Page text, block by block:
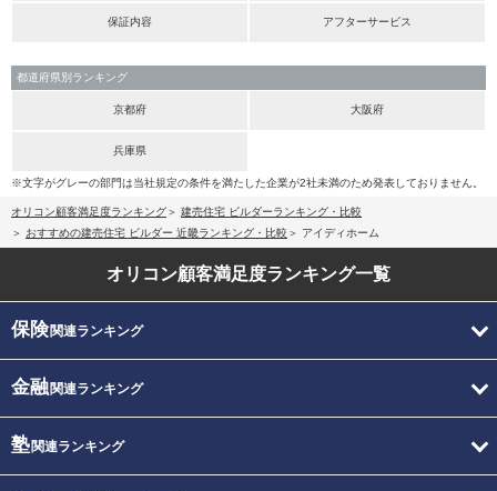
保証内容 アフターサービス
都道府県別ランキング
京都府 大阪府
兵庫県
※文字がグレーの部門は当社規定の条件を満たした企業が2社未満のため発表しておりません。
オリコン顧客満足度ランキング
建売住宅 ビルダーランキング・比較
おすすめの建売住宅 ビルダー 近畿ランキング・比較
アイディホーム
オリコン顧客満足度ランキング一覧
保険関連ランキング
金融関連ランキング
塾関連ランキング